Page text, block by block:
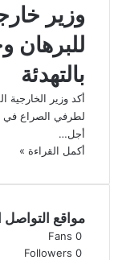
وزير
للبرهان
بالتهدئة
أكد وزير الخارجية
لطرفي الصراع في
أجل…
أكمل القراءة »
مواقع التواصل
0
Fans
0
Followers